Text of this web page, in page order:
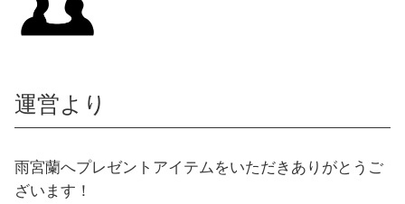
運営より
雨宮蘭へプレゼントアイテムをいただきありがとうご
ざいます！